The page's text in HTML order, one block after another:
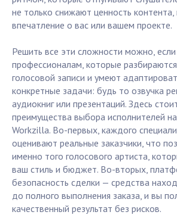
не только снижают ценность контента,
впечатление о вас или вашем проекте.
Решить все эти сложности можно,
профессионалам, которые
голосовой записи и умеют
конкретные задачи: будь то озвучка
аудиокниг или презентаций. Здесь
преимущества выбора исполнителей
Workzilla. Во-первых, каждого
оценивают реальные заказчики, что
именно того голосового артиста,
ваш стиль и бюджет. Во-вторых,
безопасность сделки — средства
до полного выполнения заказа, и вы
качественный результат без рисков.